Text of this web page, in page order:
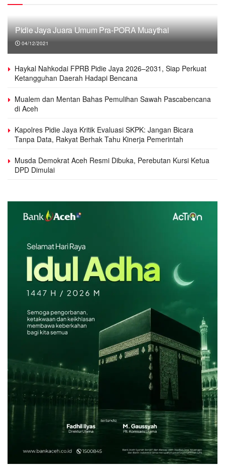
Pidie Jaya Juara Umum Pra-PORA Muaythai
04/12/2021
Haykal Nahkodai FPRB Pidie Jaya 2026–2031, Siap Perkuat
Ketangguhan Daerah Hadapi Bencana
Mualem dan Mentan Bahas Pemulihan Sawah Pascabencana
di Aceh
Kapolres Pidie Jaya Kritik Evaluasi SKPK: Jangan Bicara
Tanpa Data, Rakyat Berhak Tahu Kinerja Pemerintah
Musda Demokrat Aceh Resmi Dibuka, Perebutan Kursi Ketua
DPD Dimulai